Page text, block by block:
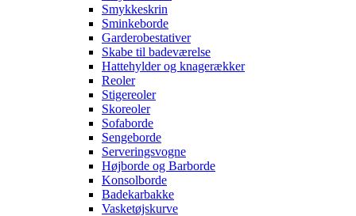
Smykkeskrin
Sminkeborde
Garderobestativer
Skabe til badeværelse
Hattehylder og knagerækker
Reoler
Stigereoler
Skoreoler
Sofaborde
Sengeborde
Serveringsvogne
Højborde og Barborde
Konsolborde
Badekarbakke
Vasketøjskurve